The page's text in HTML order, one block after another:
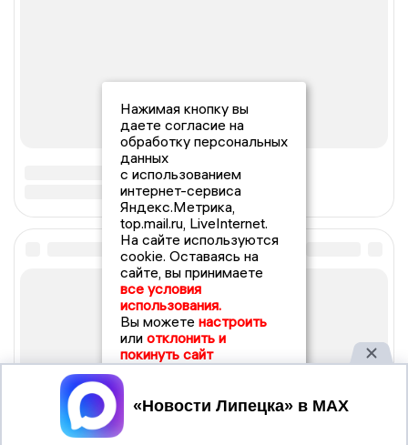
Нажимая кнопку вы
даете согласие на
обработку персональных
данных
с использованием
интернет-сервиса
Яндекс.Метрика,
top.mail.ru, LiveInternet.
На сайте используются
cookie. Оставаясь на
сайте, вы принимаете
все условия
использования.
Вы можете настроить
или отклонить и
покинуть сайт
Принять